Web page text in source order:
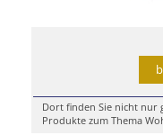
Dort finden Sie nicht nur
Produkte zum Thema